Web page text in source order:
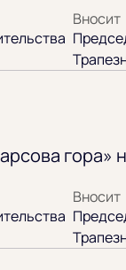
Вносит
гора»
Вносит